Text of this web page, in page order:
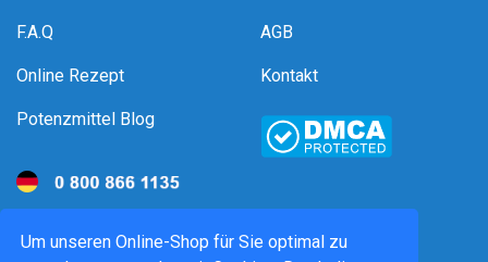
Um unseren Online-Shop für Sie optimal zu
F.A.Q
Online Rezept
Potenzmittel Blog
AGB
Kontakt